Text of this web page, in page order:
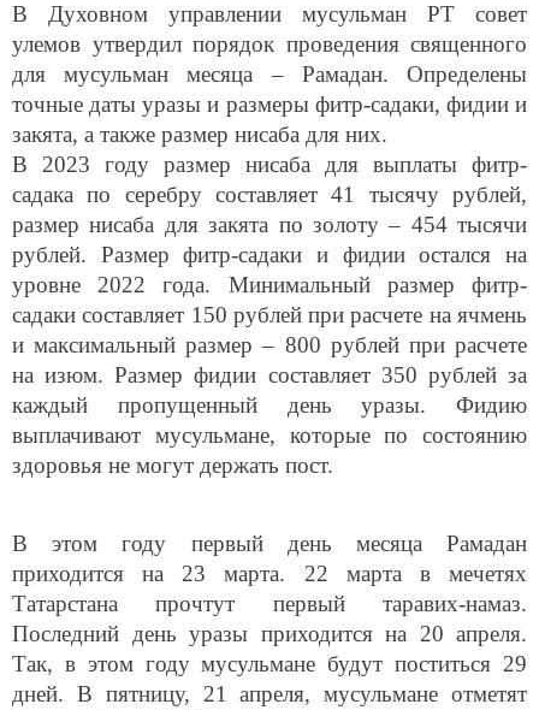
В Духовном управлении мусульман РТ совет
улемов утвердил порядок проведения священного
для мусульман месяца – Рамадан. Определены
точные даты уразы и размеры фитр-садаки, фидии и
закята, а также размер нисаба для них.
В 2023 году размер нисаба для выплаты фитр-
садака по серебру составляет 41 тысячу рублей,
размер нисаба для закята по золоту – 454 тысячи
рублей. Размер фитр-садаки и фидии остался на
уровне 2022 года. Минимальный размер фитр-
садаки составляет 150 рублей при расчете на ячмень
и максимальный размер – 800 рублей при расчете
на изюм. Размер фидии составляет 350 рублей за
каждый пропущенный день уразы. Фидию
выплачивают мусульмане, которые по состоянию
здоровья не могут держать пост.
В этом году первый день месяца Рамадан
приходится на 23 марта. 22 марта в мечетях
Татарстана прочтут первый таравих-намаз.
Последний день уразы приходится на 20 апреля.
Так, в этом году мусульмане будут поститься 29
дней. В пятницу, 21 апреля, мусульмане отметят